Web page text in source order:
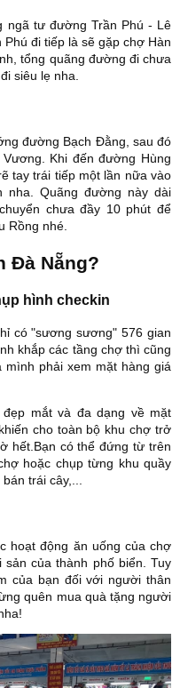
ngã tư đường Trần Phú - Lê
đi tiếp là sẽ gặp chợ Hàn
tổng quãng đường đi chưa
siêu lẹ nha.
đường Bạch Đằng, sau đó
Khi đến đường Hùng
tay trái tiếp một lần nữa vào
nha. Quãng đường này dài
chưa đầy 10 phút để
Rồng nhé.
Đà Nẵng?
hình checkin
có "sương sương" 576 gian
khắp các tầng chợ thì cũng
phải xem mặt hàng giá
mắt và đa dạng về mặt
cho toàn bộ khu chợ trở
hết.Bạn có thể đứng từ trên
hoặc chụp từng khu quầy
trái cây,...
hoạt động ăn uống của chợ
của thành phố biển. Tuy
của bạn đối với người thân
quên mua quà tặng người